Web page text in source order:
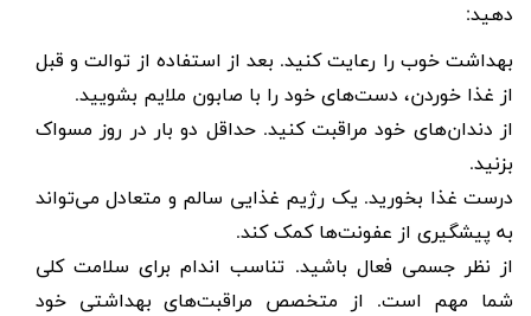
دهید:
بهداشت خوب را رعایت کنید. بعد از استفاده از توالت و قبل
از غذا خوردن، دست‌های خود را با صابون ملایم بشویید.
از دندان‌های خود مراقبت کنید. حداقل دو بار در روز مسواک
بزنید.
درست غذا بخورید. یک رژیم غذایی سالم و متعادل می‌تواند
به پیشگیری از عفونت‌ها کمک کند.
از نظر جسمی فعال باشید. تناسب اندام برای سلامت کلی
شما مهم است. از متخصص مراقبت‌های بهداشتی خود